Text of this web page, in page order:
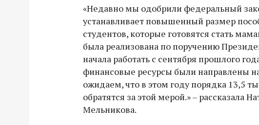
«Недавно мы одобрили федеральный
устанавливает повышенный размер
студентов, которые готовятся стать
была реализована по поручению
начала работать с сентября прошлого
финансовые ресурсы были направлены
ожидаем, что в этом году порядка 13,5
обратятся за этой мерой.» – рассказала
Мельникова.